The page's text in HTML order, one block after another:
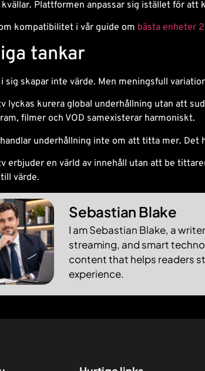
kvällar. Plattformen anpassar sig istället för att
kompatibilitet i vår guide om bästa enheter
tankar
sig skapar inte värde. Men meningsfull
lyckas kurera global underhållning utan att
filmer och VOD samexisterar harmoniskt.
underhållning inte om att titta mer. Det
erbjuder en värld av innehåll utan att be
värde.
Sebastian Blake
I am Sebastian Blake, a
streaming, and smart
content that helps readers
experience.